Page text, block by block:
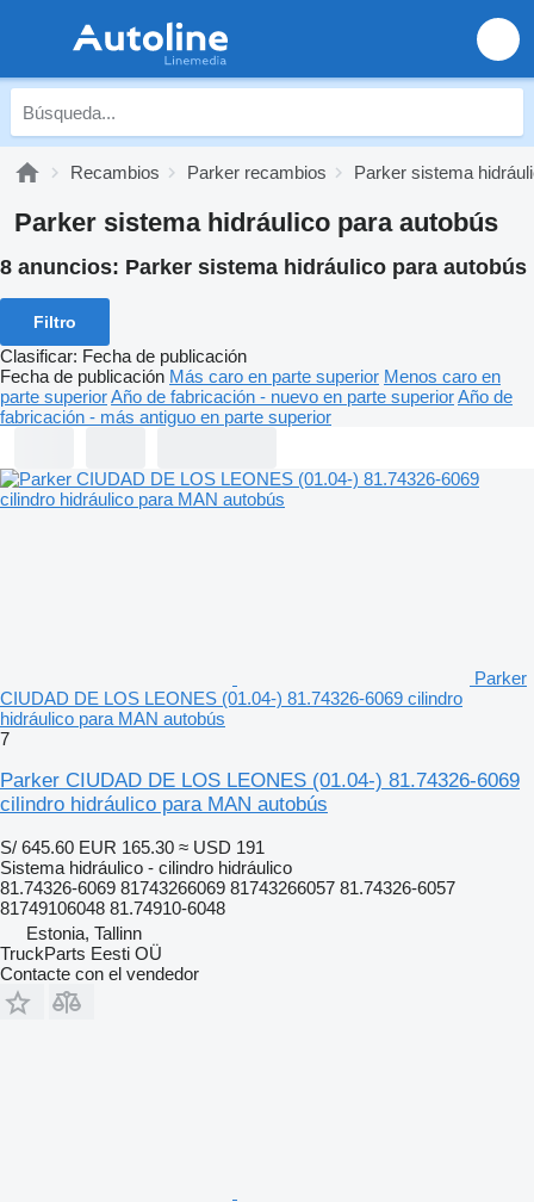
Recambios Parker recambios Parker sistema
Parker sistema hidráulico para autobús
8 anuncios: Parker sistema hidráulico para autobús
Filtro
Clasificar: Fecha de publicación
Fecha de publicación Más caro en parte superior Menos caro en
parte superiorAño de fabricación - nuevo en parte superiorAño de
fabricación - más antiguo en parte superior
Parker
CIUDAD DE LOS LEONES (01.04-) 81.74326-6069 cilindro
hidráulico para MAN autobús
7
Parker CIUDAD DE LOS LEONES (01.04-) 81.74326-6069
cilindro hidráulico para MAN autobús
S/ 645.60 EUR 165.30 ≈ USD 191
Sistema hidráulico - cilindro hidráulico
81.74326-6069 81743266069 81743266057 81.74326-6057
81749106048 81.74910-6048
Estonia, Tallinn
TruckParts Eesti OÜ
Contacte con el vendedor